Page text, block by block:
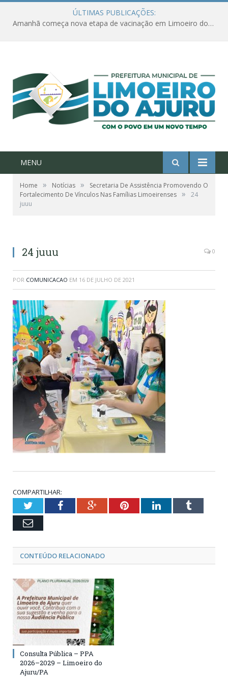
ÚLTIMAS PUBLICAÇÕES:
Amanhã começa nova etapa de vacinação em Limoeiro do Ajuru para idosos com 65 ou mais
MENU
Home » Notícias »
Secretaria De Assistência Promovendo O
Fortalecimento De Vínculos Nas Famílias Limoeirenses »
24
juuu
24 juuu 0
POR COMUNICACAO EM 16 DE JULHO DE 2021
COMPARTILHAR:
TwitterFacebookGoogle+PinterestLinkedInTumblr
Email
CONTEÚDO RELACIONADO
Consulta Pública – PPA
2026–2029 – Limoeiro do
Ajuru/PA